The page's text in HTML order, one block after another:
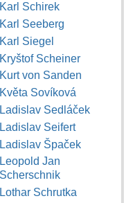
Karl Schirek
Karl Seeberg
Karl Siegel
Kryštof Scheiner
Kurt von Sanden
Květa Sovíková
Ladislav Sedláček
Ladislav Seifert
Ladislav Špaček
Leopold Jan
Scherschnik
Lothar Schrutka